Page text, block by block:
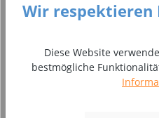
Produkt Anzahl:
Stück
Wir respektieren
Diese Website
bestmögliche